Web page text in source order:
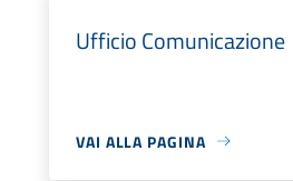
Ufficio Comunicazione
VAI ALLA PAGINA